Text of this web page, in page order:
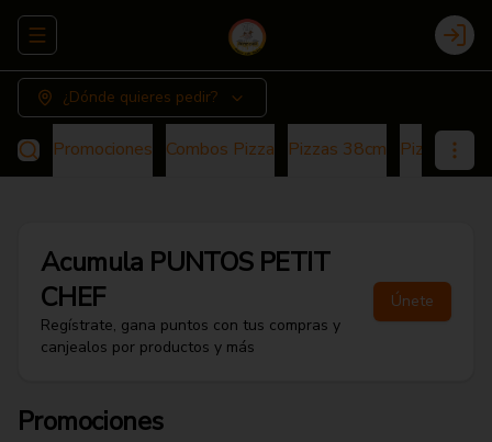
Abrir menu de navegación Login
¿Dónde quieres pedir?
Promociones Combos Pizza Pizzas 38cm Pizza 25cm
Acumula PUNTOS PETIT
CHEF
Regístrate, gana puntos con tus compras y
canjealos por productos y más
Únete
Promociones